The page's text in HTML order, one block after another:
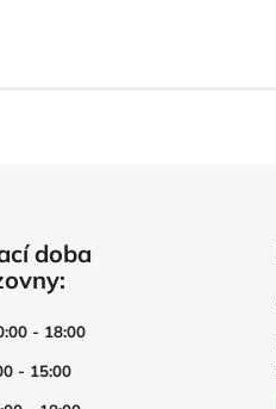
doba
- 18:00
- 15:00